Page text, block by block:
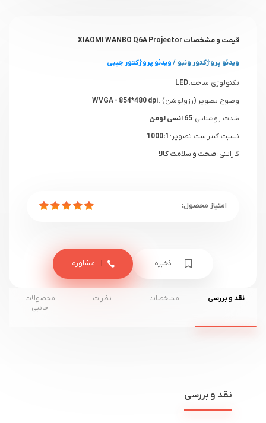
قیمت و مشخصات XIAOMI WANBO Q6A Projector
ویدئو پروژکتور ونبو /ویدئو پروژکتور جیبی
تکنولوژی ساخت:LED
وضوح تصویر (رزولوشن) :
شدت روشنایی:65 انسی لومن
نسبت کنتراست تصویر:
گارانتی:صحت و سلامت کالا
ذخیره مشاوره
نقد و بررسی مشخصات نظرات
محصولات
جانبی
نقد و بررسی